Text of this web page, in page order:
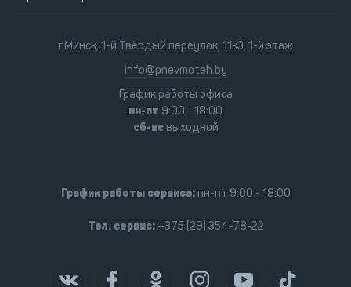
г.Минск, 1-й Твёрдый переулок, 11к3, 1-й этаж
info@pnevmoteh.by
График работы офиса
пн-пт 9:00 - 18:00
сб-всвыходной
График работы сервиса:пн-пт 9:00 - 18:00
Тел. сервис:+375 (29) 354-78-22